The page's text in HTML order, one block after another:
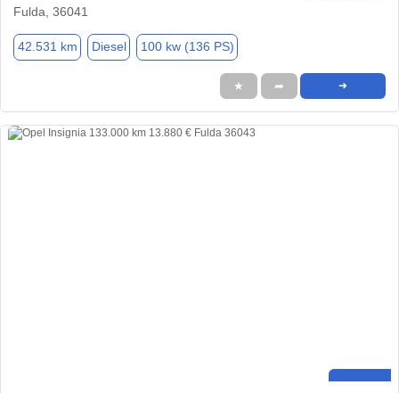
Fulda, 36041
42.531 km Diesel 100 kw (136 PS)
★ ➦ ➜